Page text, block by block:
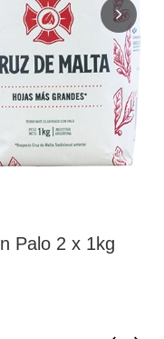
Palo 2 x 1kg